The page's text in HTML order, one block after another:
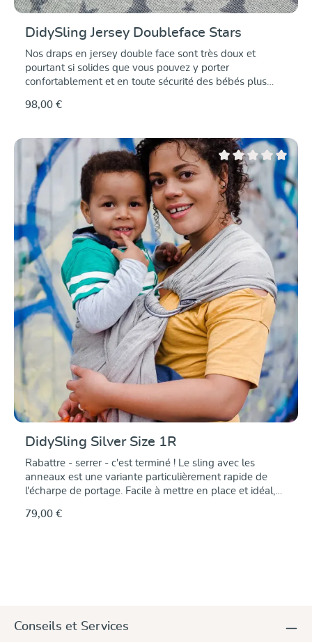
DidySling Jersey Doubleface Stars
Nos draps en jersey double face sont très doux et
pourtant si solides que vous pouvez y porter
confortablement et en toute sécurité des bébés plus
"hybrides" avec une double lisière tissée, afin qu'elles
portages. Nous en avons fait des DidySlings en jersey
super confortables. Il suffit de les enfiler et de les serrer
pour que votre bébé ait un petit nid douillet tout près de
votre corps. Le modèle Jersey Doubleface Étoiles est
tricoté en coton biologique de qualité supérieure, il a
deux faces différentes, l'une unie en bleu foncé, l'autre
en étoiles bleu foncé sur fond clair. Le tissu en jersey
merveilleusement extensible, tricoté en double face,
accompagne chaque mouvement avec fluidité et
entoure le corps de bébé en douceur tout en le
soutenant entièrement. Idéal pour porter les bébés
prématurés délicats et les bébés très petits et légers
ainsi que les bébés ayant des besoins particuliers.
98,00 €
Note moyenne de 0
DidySling Silver Size 1R
Rabattre - serrer - c'est terminé ! Le sling avec les
anneaux est une variante particulièrement rapide de
l'écharpe de portage. Facile à mettre en place et idéal,
douillet sûr lors de courts trajets à la maison ou au
s'adapte et se resserre facilement, est confortable et
79,00 €
Conseils et Services